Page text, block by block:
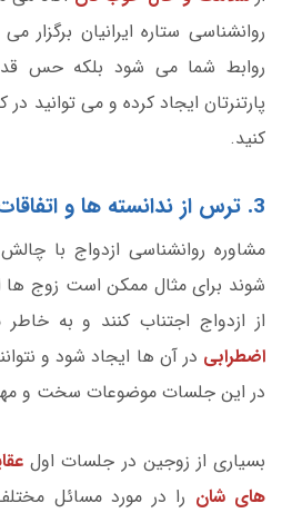
روانشناسی ستاره ایرانیان
روابط شما می شود بلکه حس
پارتنرتان ایجاد کرده و می توانید در
کنید.
3. ترس از ندانسته ها و اتفاقات
مشاوره روانشناسی ازدواج با
شوند برای مثال ممکن است زوج ها
از ازدواج اجتناب کنند و به
اضطرابی در آن ها ایجاد شود و
در این جلسات موضوعات سخت و
بسیاری از زوجین در جلسات اول
های شان را در مورد مسائل